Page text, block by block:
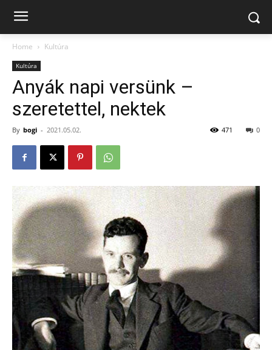
Home Kultúra
Kultúra
Anyák napi versünk –
szeretettel, nektek
By bogi - 2021.05.02. 0
471